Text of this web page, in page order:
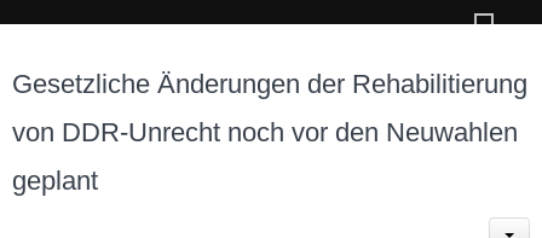
Gesetzliche Änderungen der Rehabilitierung
von DDR-Unrecht noch vor den Neuwahlen
geplant